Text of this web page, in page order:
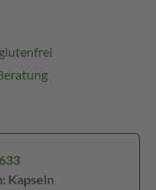
Kapseln